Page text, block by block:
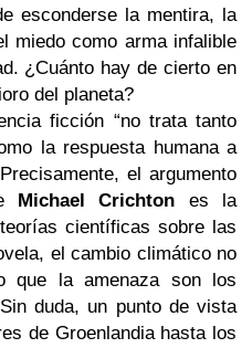
esconderse la mentira, la
miedo como arma infalible
¿Cuánto hay de cierto en
del planeta?
ficción “no trata tanto
la respuesta humana a
el argumento
Michael Crichton es la
científicas sobre las
el cambio climático no
que la amenaza son los
duda, un punto de vista
de Groenlandia hasta los